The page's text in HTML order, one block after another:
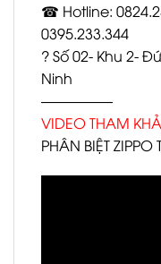
☎ Hotline:
0395.233.344
? Số 02- Khu 2-
Ninh
—————
VIDEO THAM
PHÂN BIỆT ZIPPO